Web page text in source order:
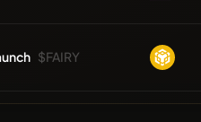
$FAIRY